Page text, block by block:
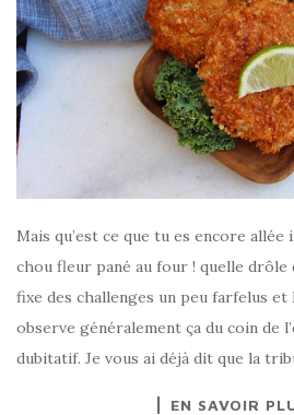
Mais qu’est ce que tu es encore allée
chou fleur pané au four ! quelle drôle
fixe des challenges un peu farfelus et
observe généralement ça du coin de
dubitatif. Je vous ai déjà dit que la
EN SAVOIR